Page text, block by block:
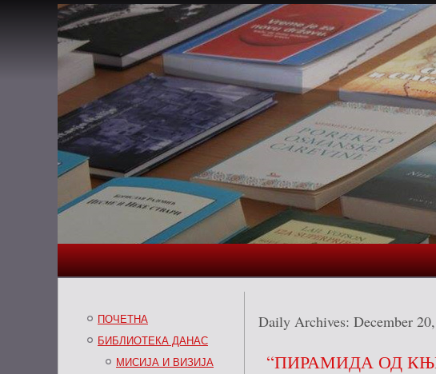
ПОЧЕТНА
БИБЛИОТЕКА ДАНАС
МИСИЈА И ВИЗИЈА
Daily Archives: December
“ПИРАМИДА ОД